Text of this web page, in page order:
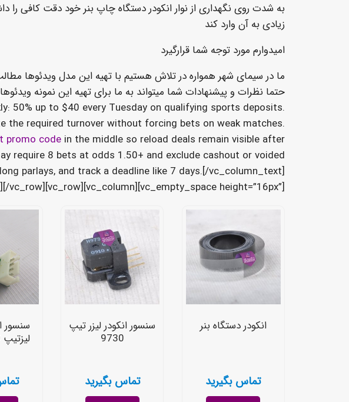
به شدت روی نگهداری از نوار انکودر دستگاه چاپ بنر خود دقت کافی
زیادی به آن وارد کند
امیدوارم مورد توجه شما قرارگیرد
ما در سیمای شهر همواره در تلاش هستیم با تهیه این مدل ویدئوها
حتما نظرات و پیشنهادات شما میتواند به ما برای تهیه این نمونه
50% up to $40 every Tuesday on qualifying sports deposits.
the required turnover without forcing bets on weak matches.
promo code in the middle so reload deals remain visible after
require 8 bets at odds 1.50+ and exclude cashout or voided
parlays, and track a deadline like 7 days.[/vc_column_text]
vc_row][vc_row][vc_column][vc_empty_space height=”16px”]
انکودر دستگاه بنر
تماس بگیرید
سنسور انکودر لیزر تیپ
9730
تماس بگیرید
لیزتیپ 9720 برددار